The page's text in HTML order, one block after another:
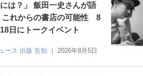
は？」 飯田一史さんが語
これからの書店の可能性 8
日にトークイベント
ース 出版 告知 ｜2026年8月5日